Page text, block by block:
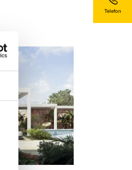
Telefon